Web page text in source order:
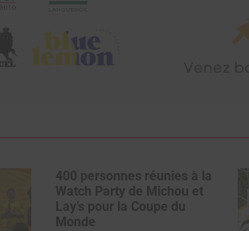
400 personnes réunies à la
Watch Party de Michou et
Lay’s pour la Coupe du
Monde